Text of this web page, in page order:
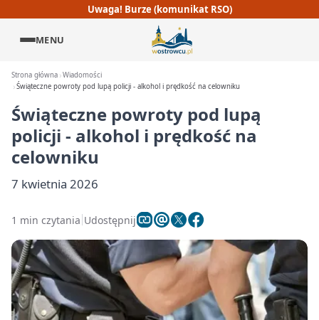
Uwaga! Burze (komunikat RSO)
MENU
Strona główna Wiadomości
Świąteczne powroty pod lupą policji - alkohol i prędkość na celowniku
Świąteczne powroty pod lupą
policji - alkohol i prędkość na
celowniku
7 kwietnia 2026
1 min czytania Udostępnij